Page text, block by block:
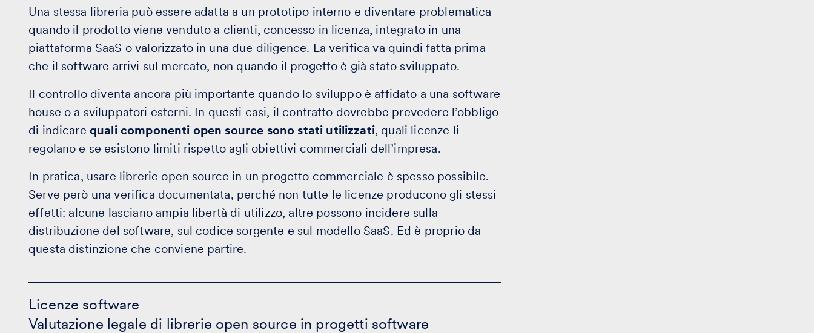
Una stessa libreria può essere adatta a un prototipo interno e diventare problematica
quando il prodotto viene venduto a clienti, concesso in licenza, integrato in una
piattaforma SaaS o valorizzato in una due diligence. La verifica va quindi fatta prima
che il software arrivi sul mercato, non quando il progetto è già stato sviluppato.
Il controllo diventa ancora più importante quando lo sviluppo è affidato a una software
house o a sviluppatori esterni. In questi casi, il contratto dovrebbe prevedere l’obbligo
di indicare quali componenti open source sono stati utilizzati, quali licenze li
regolano e se esistono limiti rispetto agli obiettivi commerciali dell’impresa.
In pratica, usare librerie open source in un progetto commerciale è spesso possibile.
Serve però una verifica documentata, perché non tutte le licenze producono gli stessi
effetti: alcune lasciano ampia libertà di utilizzo, altre possono incidere sulla
distribuzione del software, sul codice sorgente e sul modello SaaS. Ed è proprio da
questa distinzione che conviene partire.
Licenze software
Valutazione legale di librerie open source in progetti software
software
-
Calcola